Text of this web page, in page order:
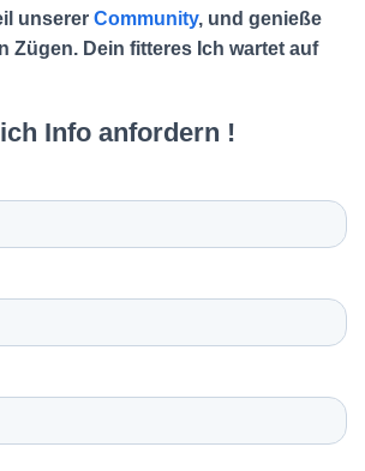
unserer Community, und genieße
Zügen. Dein fitteres Ich wartet auf
Info anfordern !